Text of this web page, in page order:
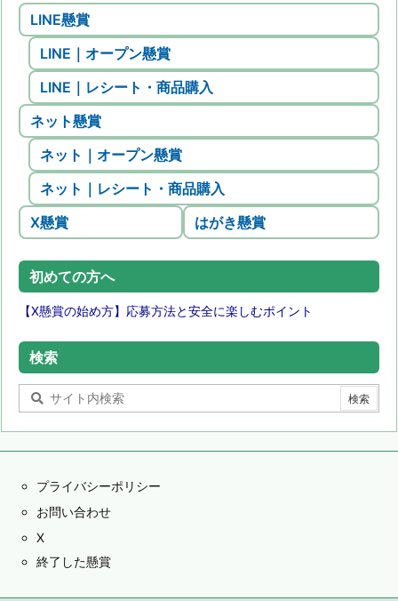
LINE懸賞
LINE｜オープン懸賞
LINE｜レシート・商品購入
ネット懸賞
ネット｜オープン懸賞
ネット｜レシート・商品購入
X懸賞
はがき懸賞
初めての方へ
【X懸賞の始め方】応募方法と安全に楽しむポイント
検索
プライバシーポリシー
お問い合わせ
X
終了した懸賞